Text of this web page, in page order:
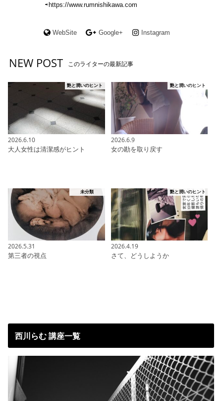
⇨https://www.rumnishikawa.com
WebSite Google+ Instagram
NEW POST このライターの最新記事
艶と潤いのヒント
2026.6.10
大人女性は清潔感がヒント
艶と潤いのヒント
2026.6.9
女の勘を取り戻す
未分類
2026.5.31
第三者の視点
艶と潤いのヒント
2026.4.19
さて、どうしようか
西川らむ 講座一覧